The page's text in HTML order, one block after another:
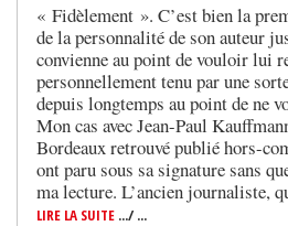
« Fidèlement ». C’est bien la
de la personnalité de son auteur
convienne au point de vouloir lui
personnellement tenu par une
depuis longtemps au point de ne
Mon cas avec Jean-Paul
Bordeaux retrouvé publié hors-
ont paru sous sa signature sans
ma lecture. L’ancien journaliste,
LIRE LA SUITE .../ ...